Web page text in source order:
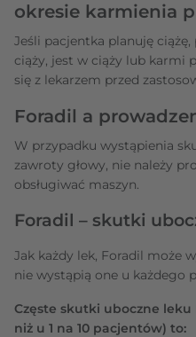
okresie karmienia
Jeśli pacjentka planuję
ciąży, jest w ciąży lub karmi
się z lekarzem przed
Foradil a
W przypadku wystąpienia
zawroty głowy, nie należy
obsługiwać maszyn.
Foradil – skutki
Jak każdy lek, Foradil może
nie wystąpią one u każdego
Częste skutki uboczne
niż u 1 na 10 pacjentów) to: